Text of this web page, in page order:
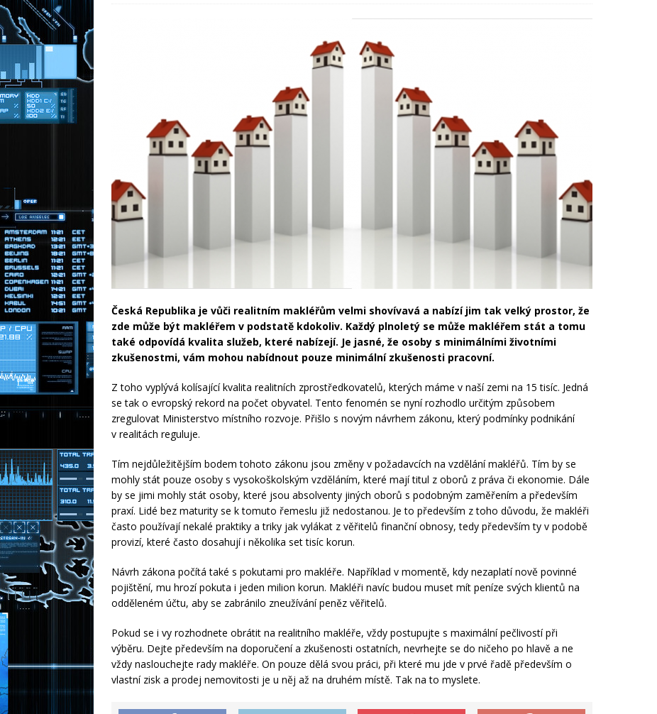
Moderní přístup k bezpečnému a efektivnímu ukládání
Česká Republika je vůči realitním makléřům velmi shovívavá a nabízí jim tak velký prostor, že
zde může být makléřem v podstatě kdokoliv. Každý plnoletý se může makléřem stát a tomu
také odpovídá kvalita služeb, které nabízejí. Je jasné, že osoby s minimálními životními
zkušenostmi, vám mohou nabídnout pouze minimální zkušenosti pracovní.
Z toho vyplývá kolísající kvalita realitních zprostředkovatelů, kterých máme v naší zemi na 15 tisíc. Jedná
se tak o evropský rekord na počet obyvatel. Tento fenomén se nyní rozhodlo určitým způsobem
zregulovat Ministerstvo místního rozvoje. Přišlo s novým návrhem zákonu, který podmínky podnikání
v realitách reguluje.
Tím nejdůležitějším bodem tohoto zákonu jsou změny v požadavcích na vzdělání makléřů. Tím by se
mohly stát pouze osoby s vysokoškolským vzděláním, které mají titul z oborů z práva či ekonomie. Dále
by se jimi mohly stát osoby, které jsou absolventy jiných oborů s podobným zaměřením a především
praxí. Lidé bez maturity se k tomuto řemeslu již nedostanou. Je to především z toho důvodu, že makléři
často používají nekalé praktiky a triky jak vylákat z věřitelů finanční obnosy, tedy především ty v podobě
provizí, které často dosahují i několika set tisíc korun.
Návrh zákona počítá také s pokutami pro makléře. Například v momentě, kdy nezaplatí nově povinné
pojištění, mu hrozí pokuta i jeden milion korun. Makléři navíc budou muset mít peníze svých klientů na
odděleném účtu, aby se zabránilo zneužívání peněz věřitelů.
Pokud se i vy rozhodnete obrátit na realitního makléře, vždy postupujte s maximální pečlivostí při
výběru. Dejte především na doporučení a zkušenosti ostatních, nevrhejte se do ničeho po hlavě a ne
vždy naslouchejte rady makléře. On pouze dělá svou práci, při které mu jde v prvé řadě především o
vlastní zisk a prodej nemovitosti je u něj až na druhém místě. Tak na to myslete.